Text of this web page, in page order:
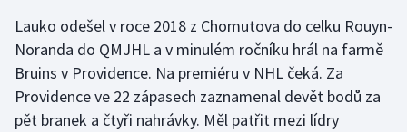
Rychlostní kanoistika
Short track
Sportovní střelba
Lauko odešel v roce 2018 z Chomutova do celku Rouyn-
Noranda do QMJHL a v minulém ročníku hrál na farmě
Bruins v Providence. Na premiéru v NHL čeká. Za
Providence ve 22 zápasech zaznamenal devět bodů za
pět branek a čtyři nahrávky. Měl patřit mezi lídry